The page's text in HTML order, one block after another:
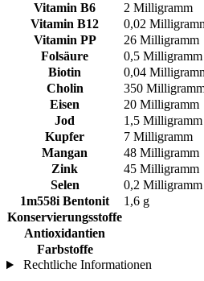
Vitamin B6
2 Milligramm
Vitamin B12
0,02
Vitamin PP
26 Milligramm
Folsäure
0,5 Milligramm
Biotin
0,04
Cholin
350
Eisen
20 Milligramm
Jod
1,5 Milligramm
Kupfer
7 Milligramm
Mangan
48 Milligramm
Zink
45 Milligramm
Selen
0,2 Milligramm
1m558i Bentonit
1,6 g
Konservierungsstoffe
Antioxidantien
Farbstoffe
Rechtliche Informationen